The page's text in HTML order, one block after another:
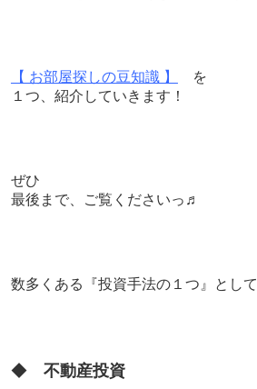
【 お部屋探しの豆知識 】
を
１つ、紹介していきます！
ぜひ
最後まで、ご覧くださいっ♬
数多くある『投資手法の１つ』として
◆ 不動産投資